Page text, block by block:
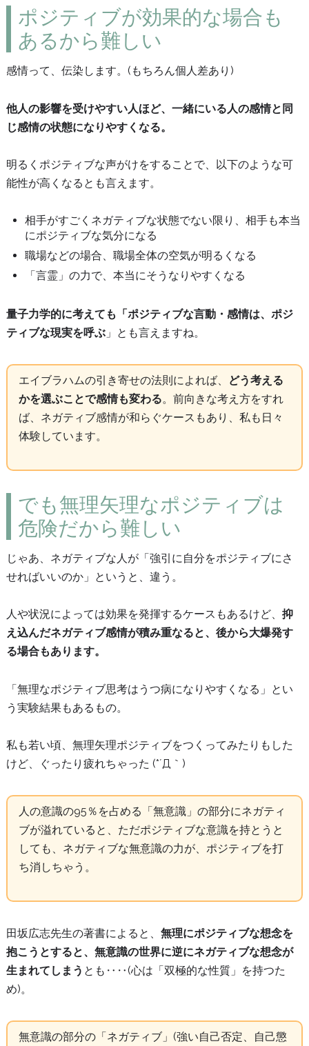
ポジティブが効果的な場合も
あるから難しい
感情って、伝染します。(もちろん個人差あり)
他人の影響を受けやすい人ほど、一緒にいる人の感情と同
じ感情の状態になりやすくなる。
明るくポジティブな声がけをすることで、以下のような可
能性が高くなるとも言えます。
相手がすごくネガティブな状態でない限り、相手も本当
にポジティブな気分になる
職場などの場合、職場全体の空気が明るくなる
「言霊」の力で、本当にそうなりやすくなる
量子力学的に考えても「ポジティブな言動・感情は、ポジ
ティブな現実を呼ぶ」とも言えますね。
エイブラハムの引き寄せの法則によれば、
どう考える
かを選ぶことで感情も変わる。前向きな考え方をすれ
ば、ネガティブ感情が和らぐケースもあり、私も日々
体験しています。
でも無理矢理なポジティブは
危険だから難しい
じゃあ、ネガティブな人が「強引に自分をポジティブにさ
せればいいのか」というと、違う。
人や状況によっては効果を発揮するケースもあるけど、 抑
え込んだネガティブ感情が積み重なると、後から大爆発す
る場合もあります。
「無理なポジティブ思考はうつ病になりやすくなる」とい
う実験結果もあるもの。
私も若い頃、無理矢理ポジティブをつくってみたりもした
けど、ぐったり疲れちゃった (*´Д｀)
人の意識の95％を占める「無意識」の部分にネガティ
ブが溢れていると、ただポジティブな意識を持とうと
しても、ネガティブな無意識の力が、ポジティブを打
ち消しちゃう。
田坂広志先生の著書によると、 無理にポジティブな想念を
抱こうとすると、無意識の世界に逆にネガティブな想念が
生まれてしまう とも‥‥(心は「双極的な性質」を持つた
め)。
無意識の部分の「ネガティブ」(強い自己否定、自己懲